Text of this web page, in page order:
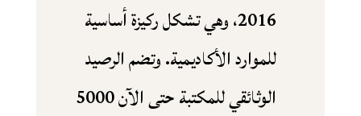
2016، وهي تشكل ركيزة أساسية
للموارد الأكاديمية. وتضم الرصيد
الوثائقي للمكتبة حتى الآن 5000